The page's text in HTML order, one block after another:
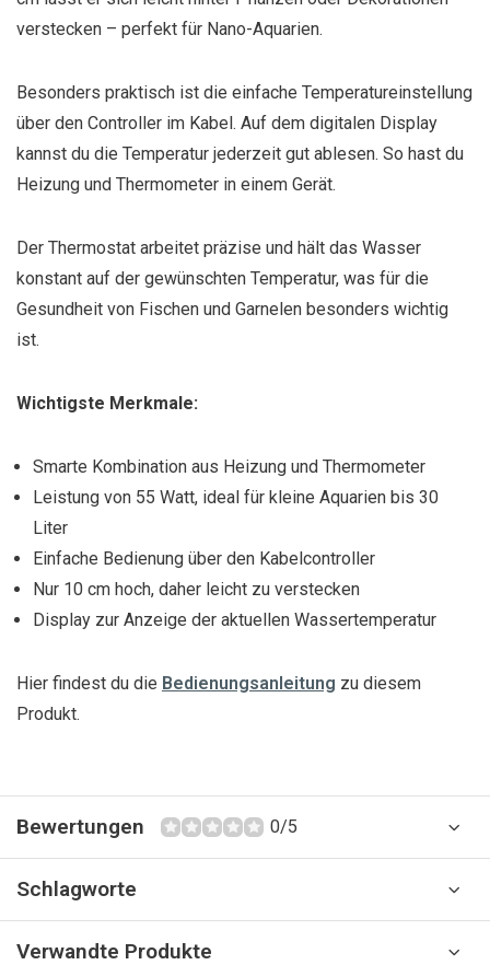
verstecken – perfekt für Nano-Aquarien.
Besonders praktisch ist die einfache Temperatureinstellung
über den Controller im Kabel. Auf dem digitalen Display
kannst du die Temperatur jederzeit gut ablesen. So hast du
Heizung und Thermometer in einem Gerät.
Der Thermostat arbeitet präzise und hält das Wasser
konstant auf der gewünschten Temperatur, was für die
Gesundheit von Fischen und Garnelen besonders wichtig
ist.
Wichtigste Merkmale:
Smarte Kombination aus Heizung und Thermometer
Leistung von 55 Watt, ideal für kleine Aquarien bis 30
Liter
Einfache Bedienung über den Kabelcontroller
Nur 10 cm hoch, daher leicht zu verstecken
Display zur Anzeige der aktuellen Wassertemperatur
Hier findest du die Bedienungsanleitung zu diesem
Produkt.
Bewertungen 0/5
Schlagworte
Verwandte Produkte